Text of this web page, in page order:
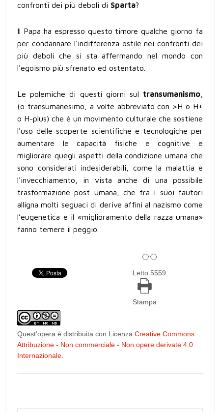
confronti dei più deboli di Sparta?
Il Papa ha espresso questo timore qualche giorno fa
per condannare l'indifferenza ostile nei confronti dei
più deboli che si sta affermando nel mondo con
l'egoismo più sfrenato ed ostentato.
Le polemiche di questi giorni sul transumanismo
(o transumanesimo, a volte abbreviato con >H o H+
o H-plus) che è un movimento culturale che sostiene
l'uso delle scoperte scientifiche e tecnologiche per
aumentare le capacità fisiche e cognitive e
migliorare quegli aspetti della condizione umana che
sono considerati indesiderabili, come la malattia e
l'invecchiamento, in vista anche di una possibile
trasformazione post umana, che fra i suoi fautori
alligna molti seguaci di derive affini al nazismo come
l’eugenetica e il «miglioramento della razza umana»
fanno temere il peggio.
Letto 5559
Stampa
Quest'opera è distribuita con Licenza Creative Commons
Attribuzione - Non commerciale - Non opere derivate 4.0
Internazionale.